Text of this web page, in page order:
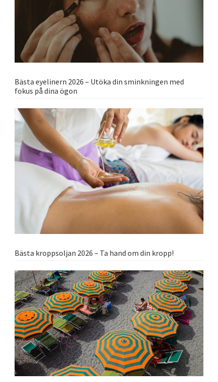
Bästa eyelinern 2026 – Utöka din sminkningen med
fokus på dina ögon
Bästa kroppsoljan 2026 – Ta hand om din kropp!